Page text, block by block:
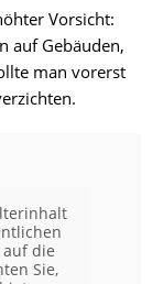
Vorsicht:
auf Gebäuden,
man vorerst
die
Sie,